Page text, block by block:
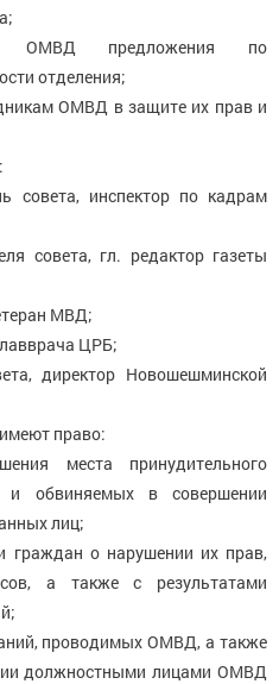
ОМВД предложения по
отделения;
ОМВД в защите их прав и
совета, инспектор по кадрам
совета, гл. редактор газеты
МВД;
ЦРБ;
директор Новошешминской
право:
места принудительного
и обвиняемых в совершении
лиц;
граждан о нарушении их прав,
а также с результатами
проводимых ОМВД, а также
должностными лицами ОМВД